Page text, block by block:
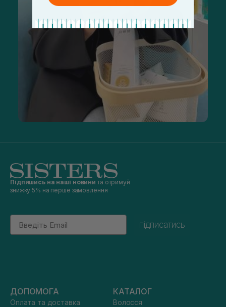
Підпишись на наші новини та отримуй
знижку 5% на перше замовлення
Email
підписатись
ДОПОМОГА
Оплата та доставка
КАТАЛОГ
Волосся